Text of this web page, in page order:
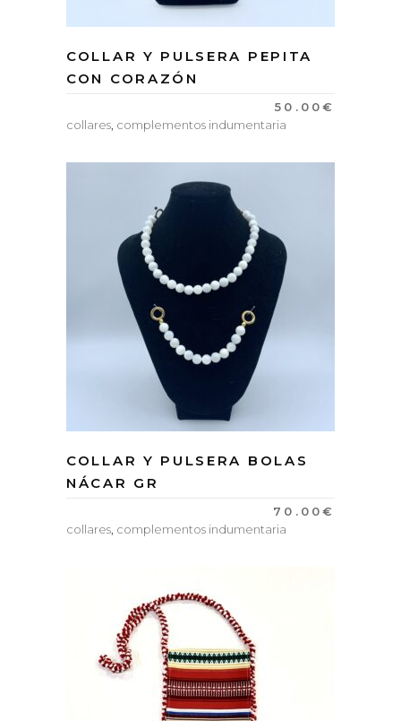
COLLAR Y PULSERA PEPITA
CON CORAZÓN
50.00€
collares complementos indumentaria
COLLAR Y PULSERA BOLAS
NÁCAR GR
70.00€
collares complementos indumentaria